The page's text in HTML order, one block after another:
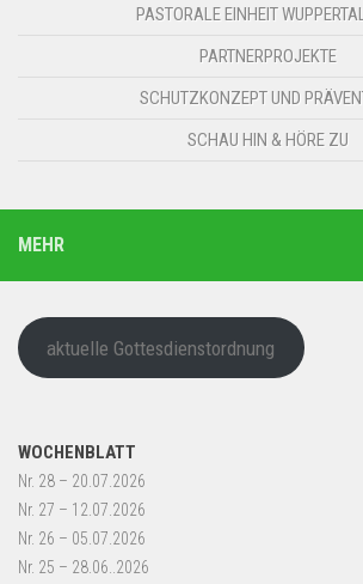
PASTORALE EINHEIT
PARTNERPROJEKTE
SCHUTZKONZEPT UND
SCHAU HIN & HÖRE ZU
MEHR
aktuelle Gottesdienstordnung
WOCHENBLATT
Nr. 28 – 20.07.2026
Nr. 27 – 12.07.2026
Nr. 26 – 05.07.2026
Nr. 25 – 28.06..2026